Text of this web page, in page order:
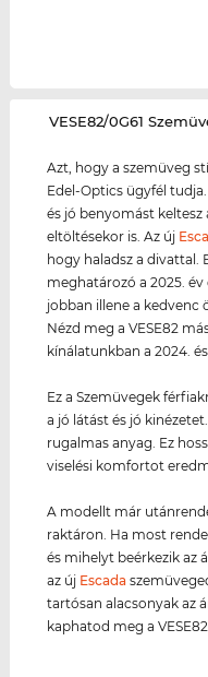
‌VESE82/0G61
Azt, hogy a szemüveg
Edel-Optics ügyfél tudja.
és jó benyomást keltesz
eltöltésekor is. Az új
hogy haladsz a divattal.
meghatározó a 2025.
jobban illene a kedvenc
Nézd meg a VESE82
kínálatunkban a 2024.
Ez a Szemüvegek
a jó látást és jó
rugalmas anyag. Ez
viselési komfortot
A modellt már
raktáron. Ha most
és mihelyt beérkezik az
az új Escada
tartósan alacsonyak az
kaphatod meg a